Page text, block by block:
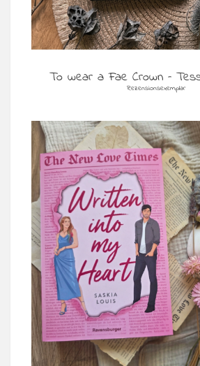
To wear a Fae Crown –
Rezensionsexemplar